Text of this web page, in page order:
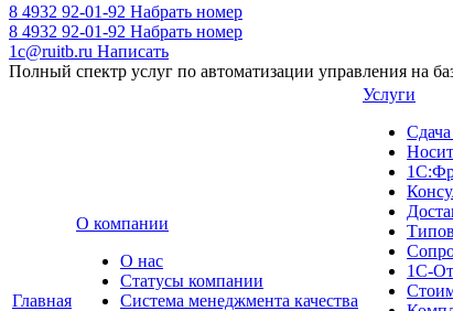
8 4932 92-01-92 Набрать номер
8 4932 92-01-92 Набрать номер
1c@ruitb.ru Написать
Полный спектр услуг по автоматизации управления на
Главная
О компании
О нас
Cтатусы компании
Система менеджмента качества
Услуги
1С-